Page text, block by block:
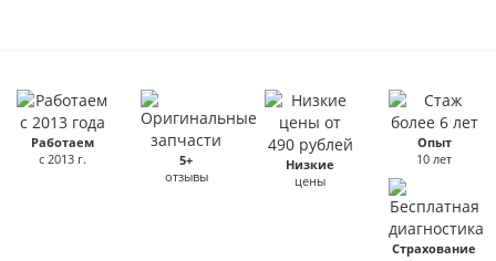
Работаем
с 2013 г.
5+
отзывы
Низкие
цены
Опыт
10 лет
Страхование